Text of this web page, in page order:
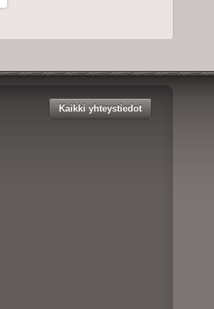
Kaikki yhteystiedot